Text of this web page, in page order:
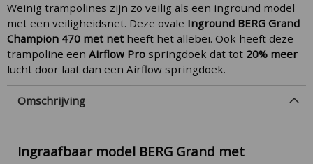
Weinig trampolines zijn zo veilig als een inground model
met een veiligheidsnet. Deze ovale Inground BERG Grand
Champion 470 met net heeft het allebei. Ook heeft deze
trampoline een Airflow Pro springdoek dat tot 20% meer
lucht door laat dan een Airflow springdoek.
Omschrijving
Ingraafbaar model BERG Grand met